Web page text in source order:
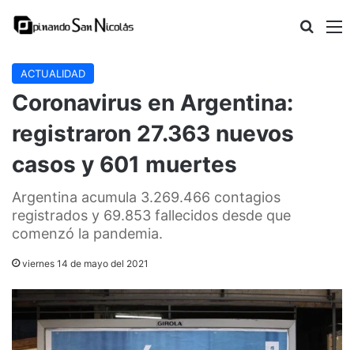
Buscar
ACTUALIDAD
Coronavirus en Argentina:
registraron 27.363 nuevos
casos y 601 muertes
Argentina acumula 3.269.466 contagios
registrados y 69.853 fallecidos desde que
comenzó la pandemia.
viernes 14 de mayo del 2021